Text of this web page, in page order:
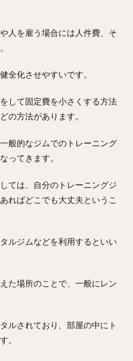
人を雇う場合には人件費、そ
全化させやすいです。
して固定費を小さくする方法
の方法があります。
般的なジムでのトレーニング
ってきます。
ては、自分のトレーニングジ
ればどこでも大丈夫というこ
ルジムなどを利用するといい
た場所のことで、一般にレン
ルされており、部屋の中にト
。